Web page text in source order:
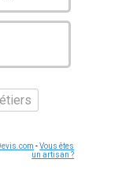
-Vous êtes
un artisan ?